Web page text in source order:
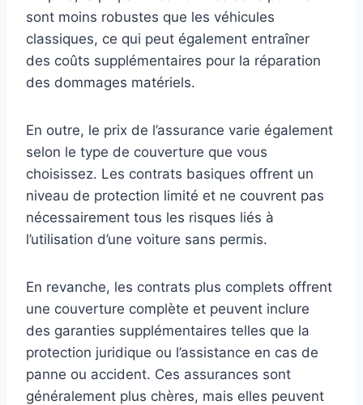
sont moins robustes que les véhicules
classiques, ce qui peut également entraîner
des coûts supplémentaires pour la réparation
des dommages matériels.
En outre, le prix de l’assurance varie également
selon le type de couverture que vous
choisissez. Les contrats basiques offrent un
niveau de protection limité et ne couvrent pas
nécessairement tous les risques liés à
l’utilisation d’une voiture sans permis.
En revanche, les contrats plus complets offrent
une couverture complète et peuvent inclure
des garanties supplémentaires telles que la
protection juridique ou l’assistance en cas de
panne ou accident. Ces assurances sont
généralement plus chères, mais elles peuvent